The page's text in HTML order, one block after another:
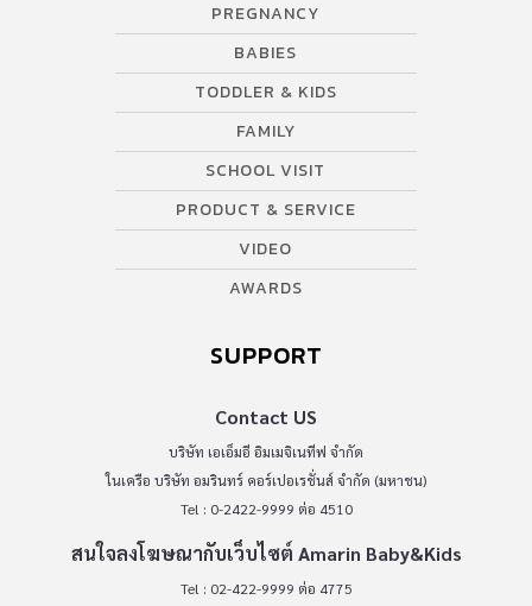
PREGNANCY
BABIES
TODDLER & KIDS
FAMILY
SCHOOL VISIT
PRODUCT & SERVICE
VIDEO
AWARDS
SUPPORT
Contact US
บริษัท เอเอ็มอี อิมเมจิเนทีฟ จำกัด
ในเครือ บริษัท อมรินทร์ คอร์เปอเรชั่นส์ จำกัด (มหาชน)
Tel : 0-2422-9999 ต่อ 4510
สนใจลงโฆษณากับเว็บไซต์ Amarin Baby&Kids
Tel : 02-422-9999 ต่อ 4775